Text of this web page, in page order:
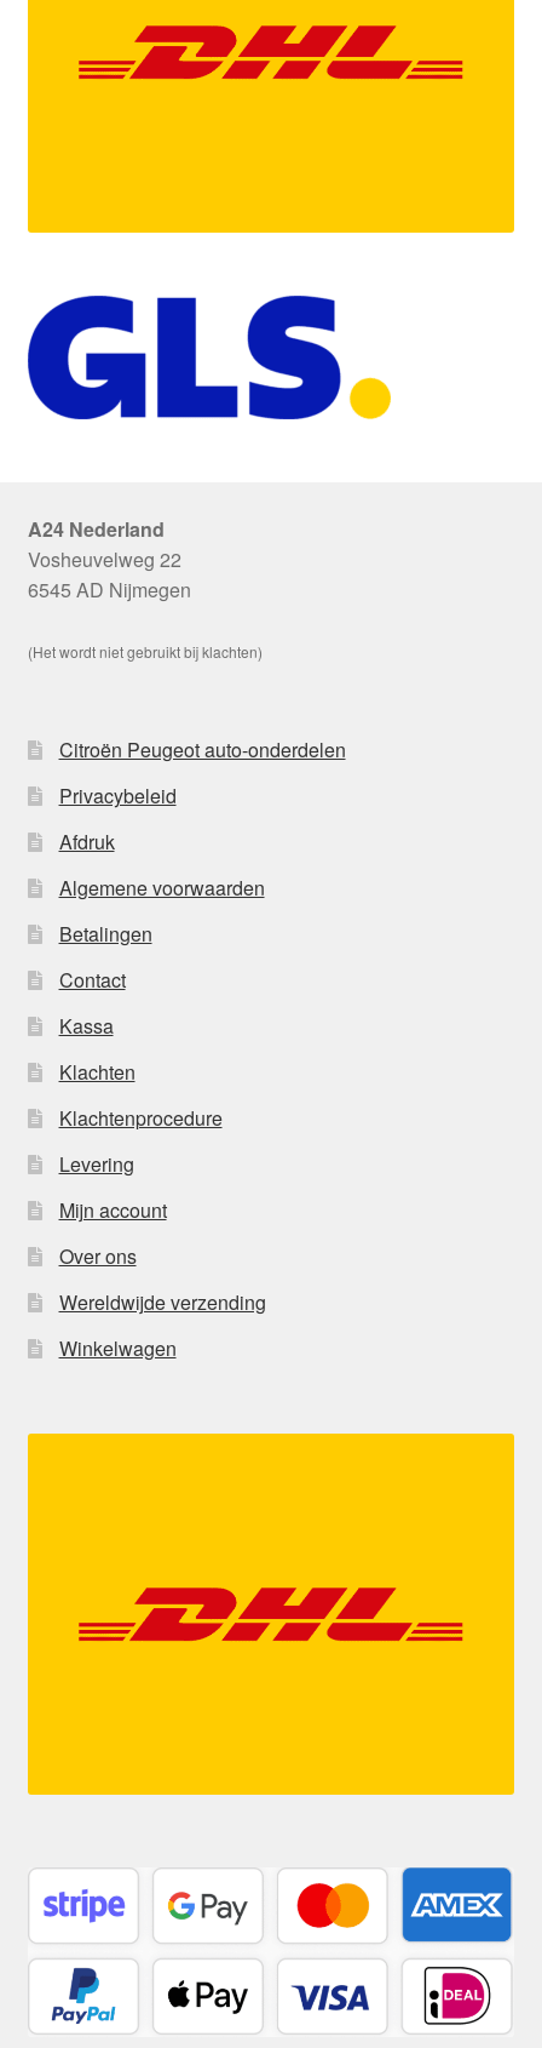
A24 Nederland
Vosheuvelweg 22
6545 AD Nijmegen
(Het wordt niet gebruikt bij klachten)
Citroën Peugeot auto-onderdelen
Privacybeleid
Afdruk
Algemene voorwaarden
Betalingen
Contact
Kassa
Klachten
Klachtenprocedure
Levering
Mijn account
Over ons
Wereldwijde verzending
Winkelwagen